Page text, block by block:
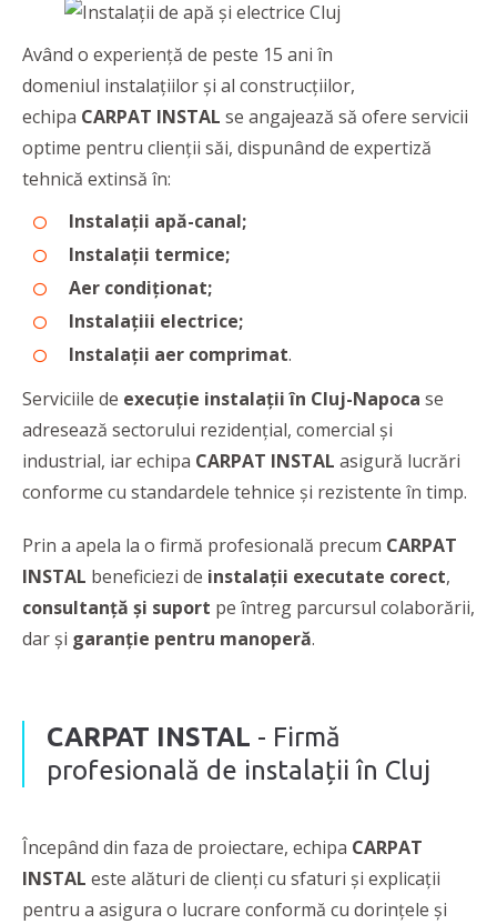
Având o experiență de peste 15 ani în
domeniul instalațiilor și al construcțiilor,
echipa CARPAT INSTAL se angajează să ofere servicii
optime pentru clienții săi, dispunând de expertiză
tehnică extinsă în:
Instalații apă-canal;
Instalații termice;
Aer condiționat;
Instalațiii electrice;
Instalații aer comprimat.
Serviciile de execuție instalații în Cluj-Napoca se
adresează sectorului rezidențial, comercial și
industrial, iar echipa CARPAT INSTAL asigură lucrări
conforme cu standardele tehnice și rezistente în timp.
Prin a apela la o firmă profesională precum CARPAT
INSTAL beneficiezi de instalații executate corect,
consultanță și suport pe întreg parcursul colaborării,
dar și garanție pentru manoperă.
CARPAT INSTAL - Firmă
profesională de instalații în Cluj
Începând din faza de proiectare, echipa CARPAT
INSTAL este alături de clienți cu sfaturi și explicații
pentru a asigura o lucrare conformă cu dorințele și